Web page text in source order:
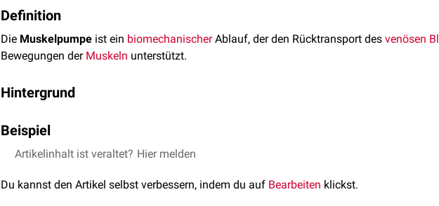
Definition
Die Muskelpumpe ist ein biomechanischerAblauf, der den Rücktransport des venösen
Bewegungen der Muskeln unterstützt.
Hintergrund
Dabei dient die
Ventilfunktion der Venenklappenzu einem gerichteten Strom zum
Beispiel
Das Fehlen der Muskelpumpe kann dazu führen, dass beispielsweise junge Soldaten
dieser Situation ein wenig mit derWadenmuskulaturzu arbeiten.
Artikelinhalt ist veraltet? Hier melden
Du kannst den Artikel selbst verbessern, indem du auf Bearbeiten klickst.